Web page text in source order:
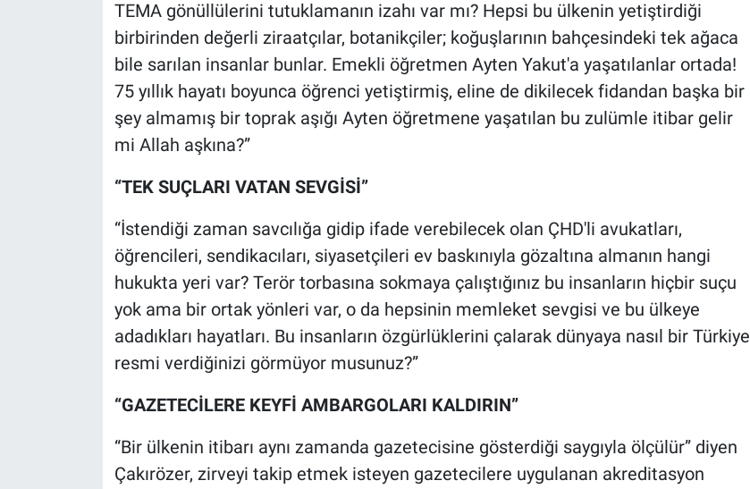
TEMA gönüllülerini tutuklamanın izahı var mı? Hepsi bu ülkenin yetiştirdiği
birbirinden değerli ziraatçılar, botanikçiler; koğuşlarının bahçesindeki tek ağaca
bile sarılan insanlar bunlar. Emekli öğretmen Ayten Yakut'a yaşatılanlar ortada!
75 yıllık hayatı boyunca öğrenci yetiştirmiş, eline de dikilecek fidandan başka bir
şey almamış bir toprak aşığı Ayten öğretmene yaşatılan bu zulümle itibar gelir
mi Allah aşkına?”
“TEK SUÇLARI VATAN SEVGİSİ”
“İstendiği zaman savcılığa gidip ifade verebilecek olan ÇHD'li avukatları,
öğrencileri, sendikacıları, siyasetçileri ev baskınıyla gözaltına almanın hangi
hukukta yeri var? Terör torbasına sokmaya çalıştığınız bu insanların hiçbir suçu
yok ama bir ortak yönleri var, o da hepsinin memleket sevgisi ve bu ülkeye
adadıkları hayatları. Bu insanların özgürlüklerini çalarak dünyaya nasıl bir Türkiye
resmi verdiğinizi görmüyor musunuz?”
“GAZETECİLERE KEYFİ AMBARGOLARI KALDIRIN”
“Bir ülkenin itibarı aynı zamanda gazetecisine gösterdiği saygıyla ölçülür” diyen
Çakırözer, zirveyi takip etmek isteyen gazetecilere uygulanan akreditasyon